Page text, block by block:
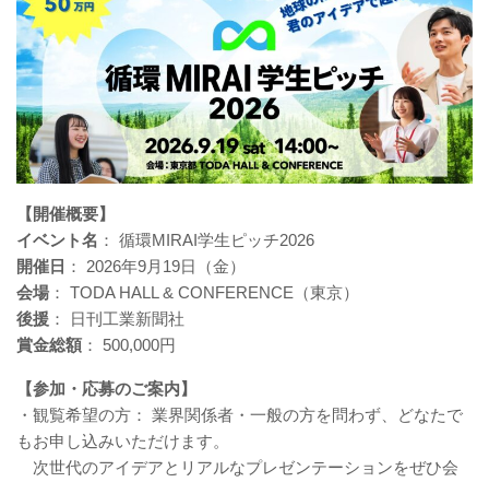
【開催概要】
イベント名 ： 循環MIRAI学生ピッチ2026
開催日 ： 2026年9月19日（金）
会場 ： TODA HALL & CONFERENCE（東京）
後援 ： 日刊工業新聞社
賞金総額 ： 500,000円
【参加・応募のご案内】
・観覧希望の方： 業界関係者・一般の方を問わず、どなたで
もお申し込みいただけます。
次世代のアイデアとリアルなプレゼンテーションをぜひ会